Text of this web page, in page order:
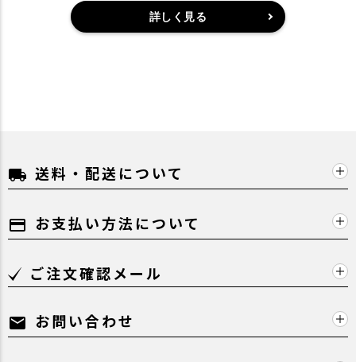
詳しく見る
local_shipping 送料・配送について
payment お支払い方法について
ご注文確認メール
mail お問い合わせ